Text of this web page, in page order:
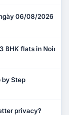
06/08/2026
flats in Noida?
by Step
privacy?